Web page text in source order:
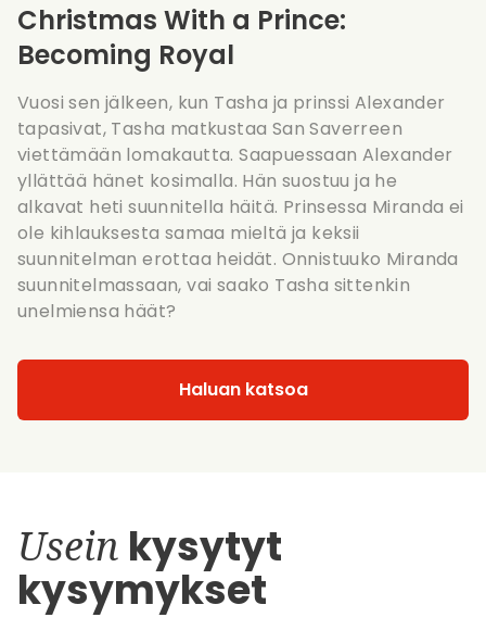
Christmas With a Prince:
Becoming Royal
Vuosi sen jälkeen, kun Tasha ja prinssi Alexander
tapasivat, Tasha matkustaa San Saverreen
viettämään lomakautta. Saapuessaan Alexander
yllättää hänet kosimalla. Hän suostuu ja he
alkavat heti suunnitella häitä. Prinsessa Miranda ei
ole kihlauksesta samaa mieltä ja keksii
suunnitelman erottaa heidät. Onnistuuko Miranda
suunnitelmassaan, vai saako Tasha sittenkin
unelmiensa häät?
Haluan katsoa
Usein kysytyt
kysymykset